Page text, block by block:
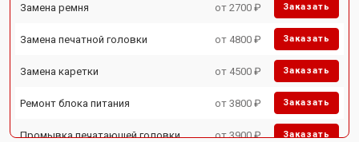
Замена ремня от 2700 ₽ Заказать
Замена печатной головки от 4800 ₽ Заказать
Замена каретки от 4500 ₽ Заказать
Ремонт блока питания от 3800 ₽ Заказать
Промывка печатающей головки от 3900 ₽ Заказать